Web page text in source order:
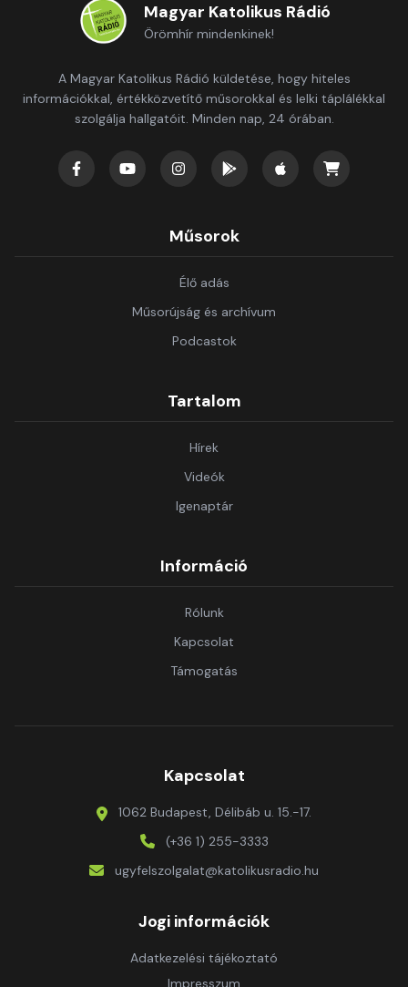
Magyar Katolikus Rádió
Örömhír mindenkinek!
A Magyar Katolikus Rádió küldetése, hogy hiteles
információkkal, értékközvetítő műsorokkal és lelki táplálékkal
szolgálja hallgatóit. Minden nap, 24 órában.
Műsorok
Élő adás
Műsorújság és archívum
Podcastok
Tartalom
Hírek
Videók
Igenaptár
Információ
Rólunk
Kapcsolat
Támogatás
Kapcsolat
1062 Budapest, Délibáb u. 15.-17.
(+36 1) 255-3333
ugyfelszolgalat@katolikusradio.hu
Jogi információk
Adatkezelési tájékoztató
Impresszum